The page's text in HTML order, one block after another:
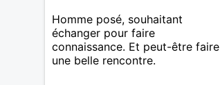
Homme posé, souhaitant
échanger pour faire
connaissance. Et peut-être faire
une belle rencontre.